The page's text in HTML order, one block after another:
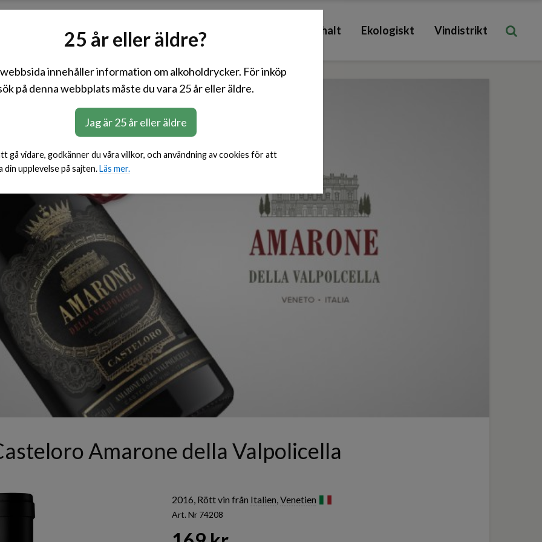
25 år eller äldre?
innehåller information om alkoholdrycker. För inköp
på denna webbplats måste du vara 25 år eller äldre.
Jag är 25 år eller äldre
gå vidare, godkänner du våra villkor, och användning av cookies för att
upplevelse på sajten.Läs mer.
Vitt Mousserande Låg sockerhalt Ekologiskt Vindistrikt
Amarone della Valpolicella
2016, Rött vin från Italien Venetien
Art. Nr 74208